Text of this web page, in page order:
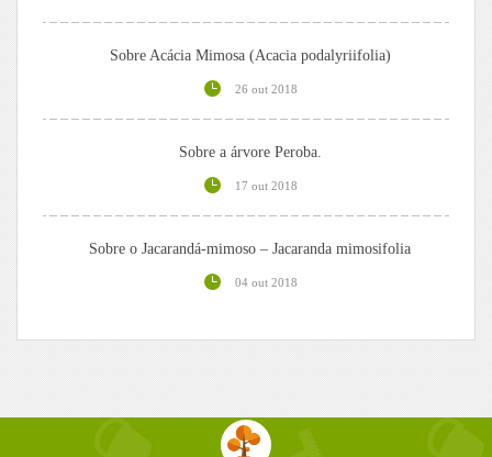
Sobre Acácia Mimosa (Acacia podalyriifolia)
26 out 2018
Sobre a árvore Peroba.
17 out 2018
Sobre o Jacarandá-mimoso – Jacaranda mimosifolia
04 out 2018